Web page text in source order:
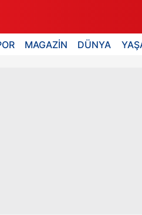
MAGAZİN DÜNYA